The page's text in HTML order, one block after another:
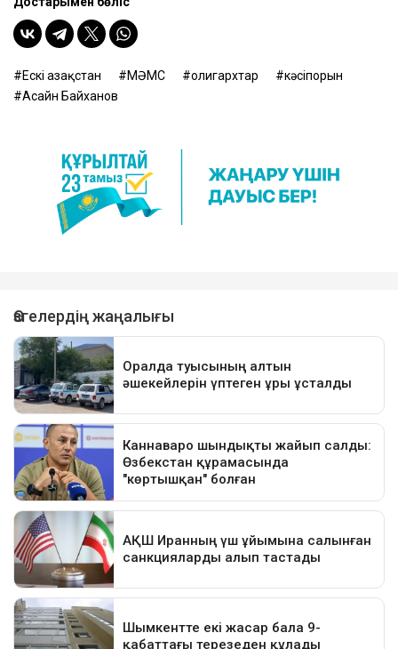
Ескі Қазақстан МӘМС олигархтар
кәсіпорын
Асайн Байханов